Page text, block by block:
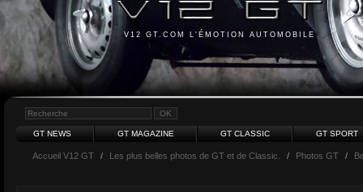
V12 GT.COM L'ÉMOTION AUTOMOBILE
GT NEWS GT MAGAZINE GT CLASSIC GT SPORT
Accueil V12 GT / Les plus belles photos de GT et de Classic. / Photos GT /